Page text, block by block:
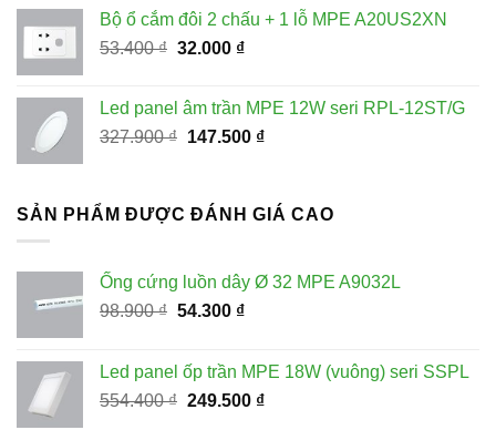
1.581.600 ₫.
là:
Bộ ổ cắm đôi 2 chấu + 1 lỗ MPE A20US2XN
53.400₫ Giá
53.400 ₫.
32.000 ₫Giá
là:
32.000 ₫.
Led panel âm trần MPE 12W seri RPL-12ST/G
327.900₫ Giá
327.900 ₫.
147.500 ₫Giá
là:
SẢN PHẨM ĐƯỢC ĐÁNH GIÁ CAO
Ống cứng luồn dây Ø 32 MPE A9032L
98.900₫ Giá
98.900 ₫.
54.300 ₫Giá
là:
54.300 ₫.
Led panel ốp trần MPE 18W (vuông) seri SSPL
554.400₫ Giá
249.500 ₫Giá